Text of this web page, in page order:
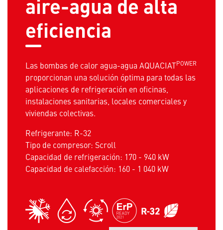
eficiencia
Las bombas de calor agua-agua AQUACIATPOWER
proporcionan una solución óptima para todas las
aplicaciones de refrigeración en oficinas,
instalaciones sanitarias, locales comerciales y
viviendas colectivas.
Refrigerante: R-32
Tipo de compresor: Scroll
Capacidad de refrigeración: 170 - 940 kW
Capacidad de calefacción: 160 - 1 040 kW